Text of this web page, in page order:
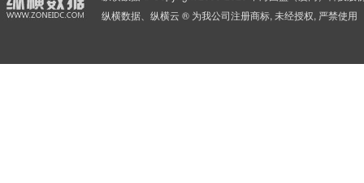
纵横数据、纵横云 ® 为我公司注册商标, 未经授权, 严禁使用